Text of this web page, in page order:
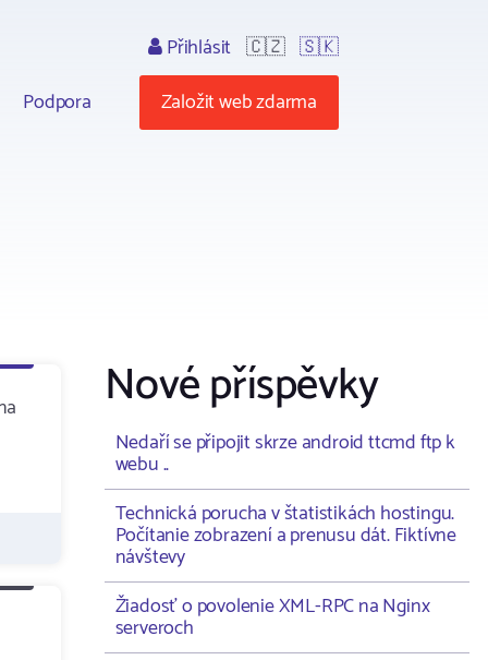
Podpora
Přihlásit 🇨🇿 🇸🇰
Založit web zdarma
Nové příspěvky
Nedaří se připojit skrze android ttcmd ftp k
webu ..
Technická porucha v štatistikách hostingu.
Počítanie zobrazení a prenusu dát. Fiktívne
návštevy
Žiadosť o povolenie XML-RPC na Nginx
serveroch